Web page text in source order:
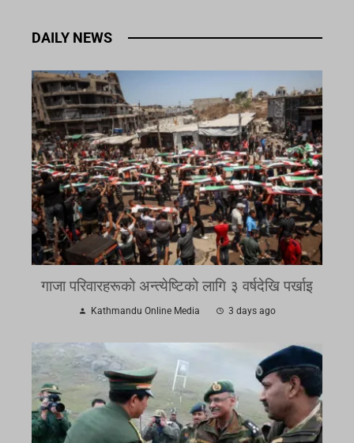
DAILY NEWS
गाजा परिवारहरूको अन्त्येष्टिको लागि ३ वर्षदेखि पर्खाइ
Kathmandu Online Media 3 days ago